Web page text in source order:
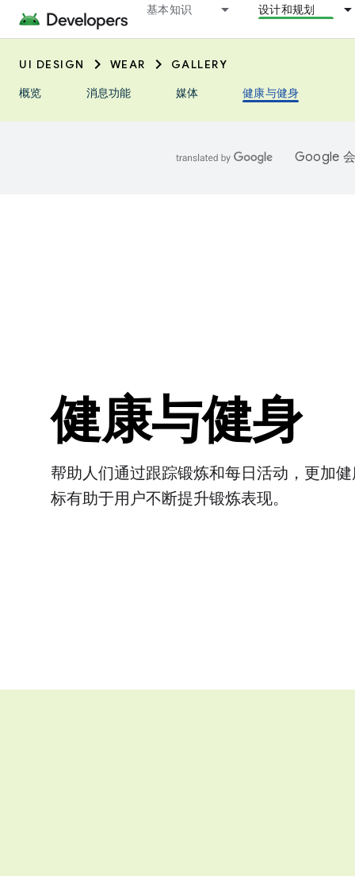
基本知识 设计和规划
UI DESIGN WEAR
GALLERY
概览
消息功能 媒体 健康与健身
Google
健康与健身
帮助人们通过跟踪锻炼和每日活动，更加
标有助于用户不断提升锻炼表现。